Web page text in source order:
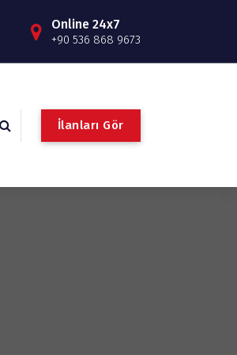
Online 24x7
+90 536 868 9673
İlanları Gör